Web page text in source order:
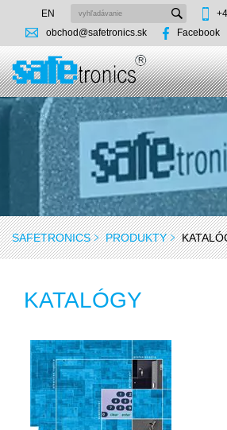
EN
obchod@safetronics.sk
Facebook
SAFETRONICS PRODUKTY
KATALÓGY